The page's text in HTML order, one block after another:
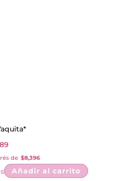
de $8,396
Añadir al carrito